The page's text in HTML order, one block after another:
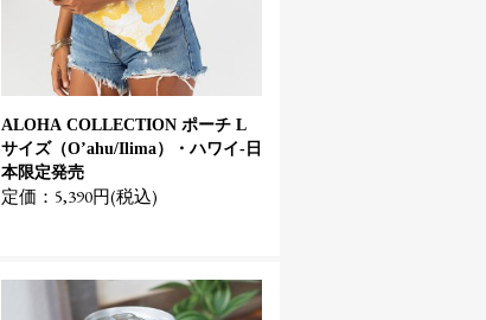
ALOHA COLLECTION ポーチ L
サイズ（O’ahu/Ilima）・ハワイ-日
本限定発売
定価：5,390円(税込)